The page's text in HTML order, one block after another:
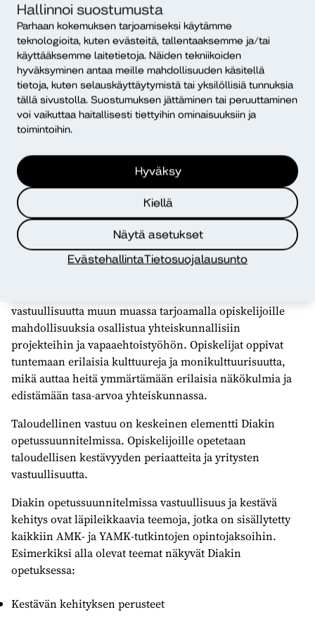
Hallinnoi suostumusta
Parhaan kokemuksen tarjoamiseksi käytämme
teknologioita, kuten evästeitä, tallentaaksemme ja/tai
käyttääksemme laitetietoja. Näiden tekniikoiden
hyväksyminen antaa meille mahdollisuuden käsitellä
tietoja, kuten selauskäyttäytymistä tai yksilöllisiä tunnuksia
tällä sivustolla. Suostumuksen jättäminen tai peruuttaminen
voi vaikuttaa haitallisesti tiettyihin ominaisuuksiin ja
toimintoihin.
Hyväksy
Kiellä
Näytä asetukset
EvästehallintaTietosuojalausunto
sekä toimimalla niin kuin
opettaa.
Ympäristövastuu on yksi Diakin keskeisimmistä
vastuullisuuden painopisteistä. Opiskelijat opiskelevat
käytännön projekteissa. Opiskelijoita myös kannustetaan
osallistumaan ympäristövastuullisuuden edistämiseen
yhteiskunnassa. Lisäksi Diak edistää
ympäristövastuullisuutta esimerkiksi parantamalla
energiatehokkuutta ja ottamalla käyttöön
kierrätysjärjestelmiä.
vastuullisuutta muun muassa tarjoamalla opiskelijoille
mahdollisuuksia osallistua yhteiskunnallisiin
projekteihin ja vapaaehtoistyöhön. Opiskelijat oppivat
tuntemaan erilaisia kulttuureja ja monikulttuurisuutta,
mikä auttaa heitä ymmärtämään erilaisia näkökulmia ja
edistämään tasa-arvoa yhteiskunnassa.
Taloudellinen vastuu on keskeinen elementti Diakin
opetussuunnitelmissa. Opiskelijoille opetetaan
taloudellisen kestävyyden periaatteita ja yritysten
vastuullisuutta.
Diakin opetussuunnitelmissa vastuullisuus ja kestävä
kehitys ovat läpileikkaavia teemoja, jotka on sisällytetty
kaikkiin AMK- ja YAMK-tutkintojen opintojaksoihin.
Esimerkiksi alla olevat teemat näkyvät Diakin
opetuksessa:
Kestävän kehityksen perusteet